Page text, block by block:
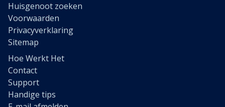
Huisgenoot zoeken
Voorwaarden
Privacyverklaring
Sitemap
Hoe Werkt Het
Contact
Support
Handige tips